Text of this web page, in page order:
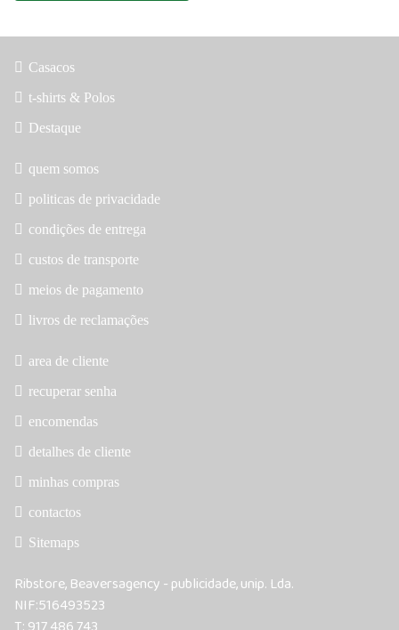
Casacos
t-shirts & Polos
Destaque
quem somos
politicas de privacidade
condições de entrega
custos de transporte
meios de pagamento
livros de reclamações
area de cliente
recuperar senha
encomendas
detalhes de cliente
minhas compras
contactos
Sitemaps
Ribstore, Beaversagency - publicidade, unip. Lda.
NIF:516493523